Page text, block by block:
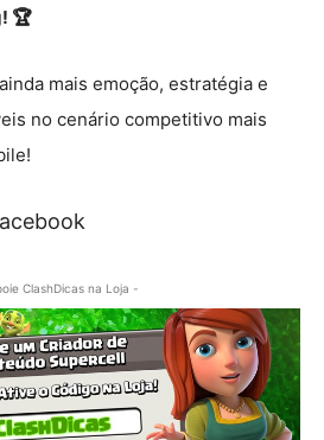
🏆
mais emoção, estratégia e
no cenário competitivo mais
ClashDicas na Loja -